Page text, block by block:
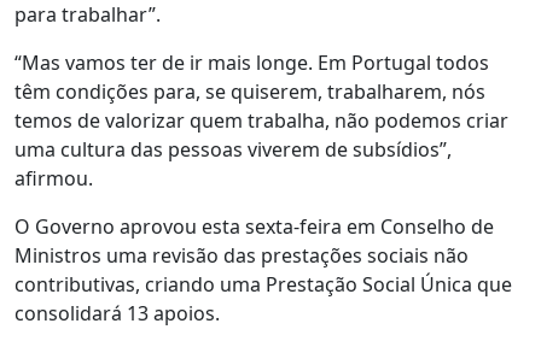
para trabalhar”.
“Mas vamos ter de ir mais longe. Em Portugal todos
têm condições para, se quiserem, trabalharem, nós
temos de valorizar quem trabalha, não podemos criar
uma cultura das pessoas viverem de subsídios”,
afirmou.
O Governo aprovou esta sexta-feira em Conselho de
Ministros uma revisão das prestações sociais não
contributivas, criando uma Prestação Social Única que
consolidará 13 apoios.